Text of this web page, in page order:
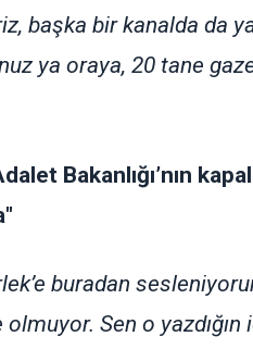
başka bir kanalda da
ya oraya, 20 tane
Bakanlığı’nın
buradan
olmuyor. Sen o